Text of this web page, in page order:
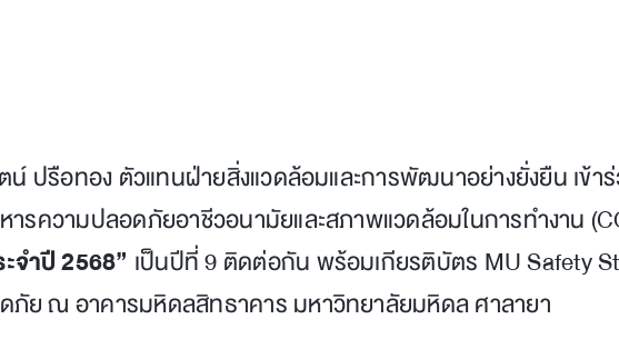
ปรือทอง ตัวแทนฝ่ายสิ่งแวดล้อมและการพัฒนาอย่างยั่งยืน เข้า
รความปลอดภัยอาชีวอนามัยและสภาพแวดล้อมในการทำงาน
ำปี 2568” เป็นปีที่ 9 ติดต่อกัน พร้อมเกียรติบัตร MU Safety
ย ณ อาคารมหิดลสิทธาคาร มหาวิทยาลัยมหิดล ศาลายา